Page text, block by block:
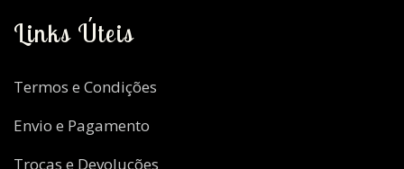
Links Úteis
Termos e Condições
Envio e Pagamento
Trocas e Devoluções